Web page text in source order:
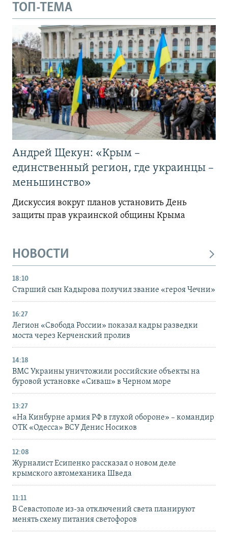
ТОП-ТЕМА
Андрей Щекун: «Крым –
единственный регион, где украинцы –
меньшинство»
Дискуссия вокруг планов установить День
защиты прав украинской общины Крыма
НОВОСТИ
18:10
Старший сын Кадырова получил звание «героя Чечни»
16:27
Легион «Свобода России» показал кадры разведки
моста через Керченский пролив
14:18
ВМС Украины уничтожили российские объекты на
буровой установке «Сиваш» в Черном море
13:27
«На Кинбурне армия РФ в глухой обороне» – командир
ОТК «Одесса» ВСУ Денис Носиков
12:08
Журналист Есипенко рассказал о новом деле
крымского автомеханика Шведа
11:11
В Севастополе из-за отключений света планируют
менять схему питания светофоров